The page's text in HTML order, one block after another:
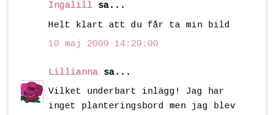
Ingalill sa...
Helt klart att du får ta min bild
10 maj 2009 14:29:00
Lillianna sa...
Vilket underbart inlägg! Jag har
inget planteringsbord men jag blev